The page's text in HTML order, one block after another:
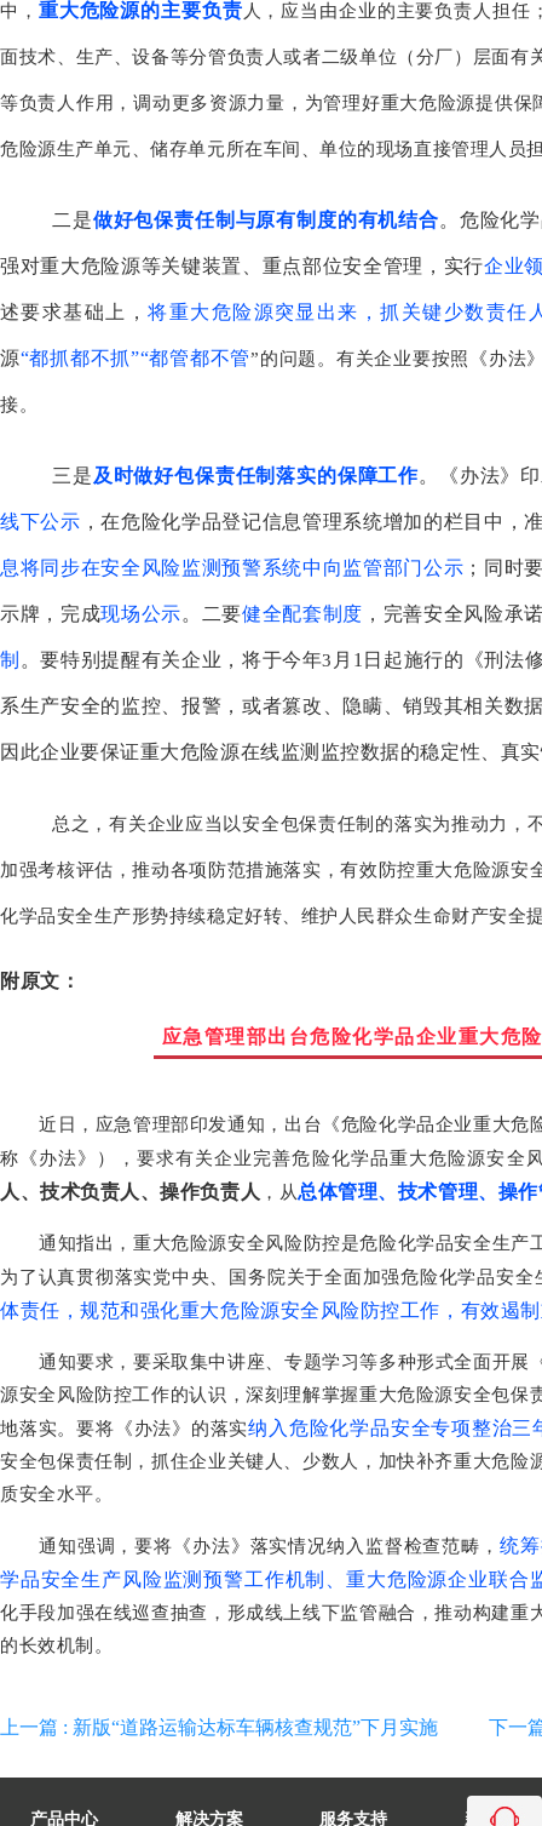
中， 重大危险源的主要负责 人，应当由企业的主要负责人担任
面技术、生产、设备等分管负责人或者二级单位（分厂）层面有
等负责人作用，调动更多资源力量，为管理好重大危险源提供保
危险源生产单元、储存单元所在车间、单位的现场直接管理人员
二是做好包保责任制与原有制度的有机结合。危险化
强对重大危险源等关键装置、重点部位安全管理，实行企业
述要求基础上，将重大危险源突显出来，抓关键少数责任
源“都抓都不抓”“都管都不管”的问题。有关企业要按照《办法
接。
三是及时做好包保责任制落实的保障工作。《办法》
线下公示 ，在危险化学品登记信息管理系统增加的栏目中，
息将同步在安全风险监测预警系统中向监管部门公示 ；同时
示牌，完成现场公示。二要健全配套制度 ，完善安全风险承
制 。要特别提醒有关企业，将于今年3 月 1 日起施行的《刑法
系生产安全的监控、报警，或者篡改、隐瞒、销毁其相关数
因此企业要保证重大危险源在线监测监控数据的稳定性、真
总之，有关企业应当以安全包保责任制的落实为推动力，
加强考核评估，推动各项防范措施落实，有效防控重大危险源安
化学品安全生产形势持续稳定好转、维护人民群众生命财产安全
附原文：
应急管理部出台危险化学品企业重大危
近日，应急管理部印发通知，出台《危险化学品企业重大危
称《办法》），要求有关企业完善危险化学品重大危险源安全
人、技术负责人、操作负责人 ，从总体管理、技术管理、操作
通知指出，重大危险源安全风险防控是危险化学品安全生产
为了认真贯彻落实党中央、国务院关于全面加强危险化学品安全
体责任，规范和强化重大危险源安全风险防控工作，有效遏
通知要求，要采取集中讲座、专题学习等多种形式全面开展
源安全风险防控工作的认识，深刻理解掌握重大危险源安全包保
地落实。要将《办法》的落实纳入危险化学品安全专项整治三
安全包保责任制，抓住企业关键人、少数人，加快补齐重大危险
质安全水平。
通知强调，要将《办法》落实情况纳入监督检查范畴， 统
学品安全生产风险监测预警工作机制、重大危险源企业联合
化手段加强在线巡查抽查，形成线上线下监管融合，推动构建重
的长效机制。
上一篇 : 新版“道路运输达标车辆核查规范”下月实施 下一
产品中心 解决方案 服务支持 新闻中心